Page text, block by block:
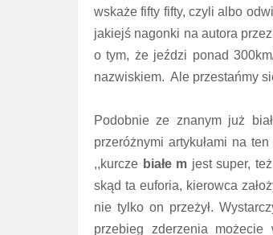
wskaże fifty fifty, czyli albo
jakiejś nagonki na autora
o tym, że jeździ ponad
nazwiskiem. Ale przestańmy
Podobnie ze znanym już
przeróżnymi artykułami na
,,kurcze białe m jest super,
skąd ta euforia, kierowca
nie tylko on przeżył.
przebieg zderzenia